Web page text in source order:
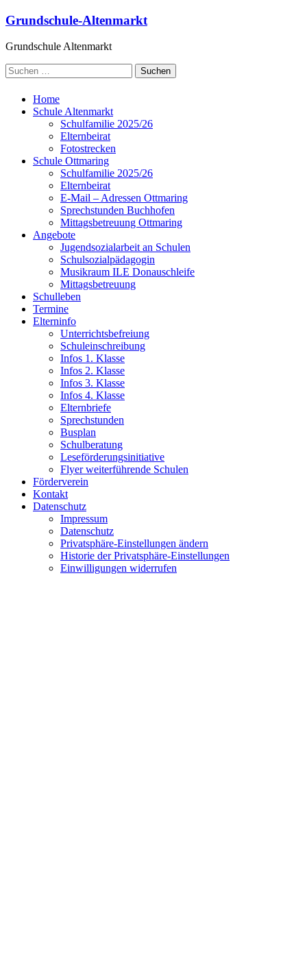
Grundschule-Altenmarkt
Grundschule Altenmarkt
Home
Schule Altenmarkt
Schulfamilie 2025/26
Elternbeirat
Fotostrecken
Schule Ottmaring
Schulfamilie 2025/26
Elternbeirat
E-Mail – Adressen Ottmaring
Sprechstunden Buchhofen
Mittagsbetreuung Ottmaring
Angebote
Jugendsozialarbeit an Schulen
Schulsozialpädagogin
Musikraum ILE Donauschleife
Mittagsbetreuung
Schulleben
Termine
Elterninfo
Unterrichtsbefreiung
Schuleinschreibung
Infos 1. Klasse
Infos 2. Klasse
Infos 3. Klasse
Infos 4. Klasse
Elternbriefe
Sprechstunden
Busplan
Schulberatung
Leseförderungsinitiative
Flyer weiterführende Schulen
Förderverein
Kontakt
Datenschutz
Impressum
Datenschutz
Privatsphäre-Einstellungen ändern
Historie der Privatsphäre-Einstellungen
Einwilligungen widerrufen